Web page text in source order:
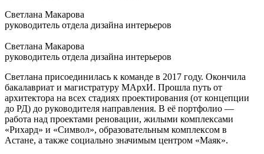
Светлана Макарова
руководитель отдела дизайна интерьеров
Светлана Макарова
руководитель отдела дизайна интерьеров
Светлана присоединилась к команде в 2017 году. Окончила
бакалавриат и магистратуру МАрхИ. Прошла путь от
архитектора на всех стадиях проектирования (от концепции
до РД) до руководителя направления. В её портфолио —
работа над проектами реновации, жилыми комплексами
«Рихард» и «Символ», образовательным комплексом в
Астане, а также социально значимым центром «Маяк».